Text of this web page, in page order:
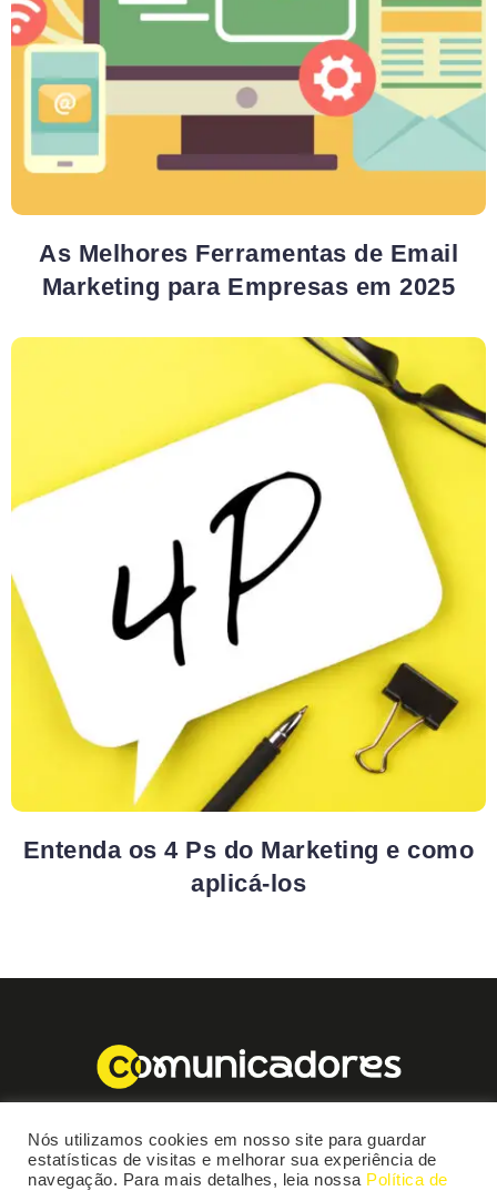
As Melhores Ferramentas de Email
Marketing para Empresas em 2025
Entenda os 4 Ps do Marketing e como
aplicá-los
Nós utilizamos cookies em nosso site para guardar
estatísticas de visitas e melhorar sua experiência de
navegação. Para mais detalhes, leia nossa Política de